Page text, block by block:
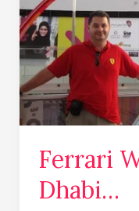
Ferrari
Dhabi…
Dhabi…